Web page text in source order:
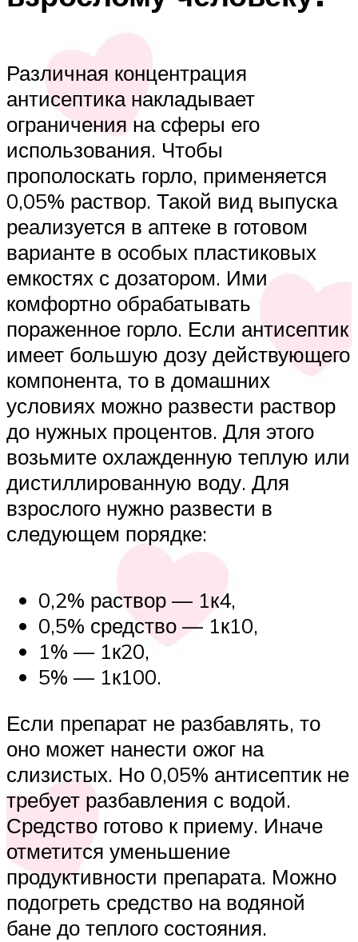
Различная концентрация
антисептика накладывает
ограничения на сферы его
использования. Чтобы
прополоскать горло, применяется
0,05% раствор. Такой вид выпуска
реализуется в аптеке в готовом
варианте в особых пластиковых
емкостях с дозатором. Ими
комфортно обрабатывать
пораженное горло. Если антисептик
имеет большую дозу действующего
компонента, то в домашних
условиях можно развести раствор
до нужных процентов. Для этого
возьмите охлажденную теплую или
дистиллированную воду. Для
взрослого нужно развести в
следующем порядке:
0,2% раствор — 1к4,
0,5% средство — 1к10,
1% — 1к20,
5% — 1к100.
Если препарат не разбавлять, то
оно может нанести ожог на
слизистых. Но 0,05% антисептик не
требует разбавления с водой.
Средство готово к приему. Иначе
отметится уменьшение
продуктивности препарата. Можно
подогреть средство на водяной
бане до теплого состояния.